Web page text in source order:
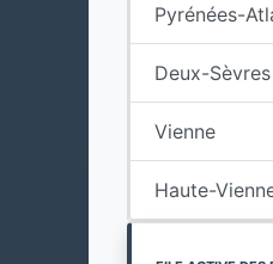
Pyrénées-
Deux-Sèvres
Vienne
Haute-